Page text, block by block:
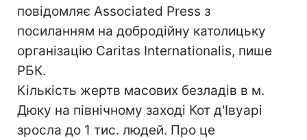
повідомляє Associated Press з
посиланням на добродійну католицьку
організацію Caritas Internationalis, пише
РБК.
Кількість жертв масових безладів в м.
Дюку на північному заході Кот д'Івуарі
зросла до 1 тис. людей. Про це